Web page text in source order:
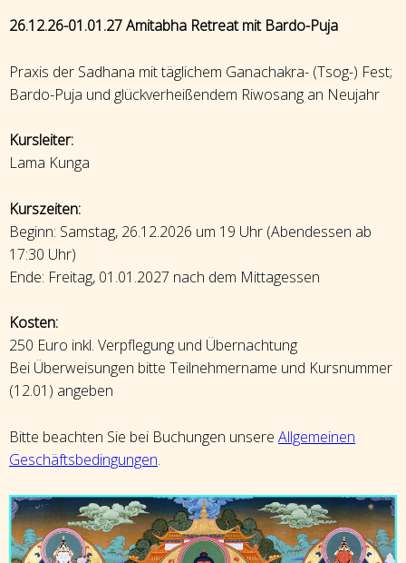
26.12.26-01.01.27 Amitabha Retreat mit Bardo-Puja
Praxis der Sadhana mit täglichem Ganachakra- (Tsog-) Fest;
Bardo-Puja und glückverheißendem Riwosang an Neujahr
Kursleiter:
Lama Kunga
Kurszeiten:
Beginn: Samstag, 26.12.2026 um 19 Uhr (Abendessen ab
17:30 Uhr)
Ende: Freitag, 01.01.2027 nach dem Mittagessen
Kosten:
250 Euro inkl. Verpflegung und Übernachtung
Bei Überweisungen bitte Teilnehmername und Kursnummer
(12.01) angeben
Bitte beachten Sie bei Buchungen unsere Allgemeinen
Geschäftsbedingungen.